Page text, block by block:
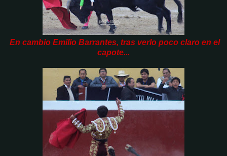
En cambio Emilio Barrantes, tras verlo poco claro en el
capote...